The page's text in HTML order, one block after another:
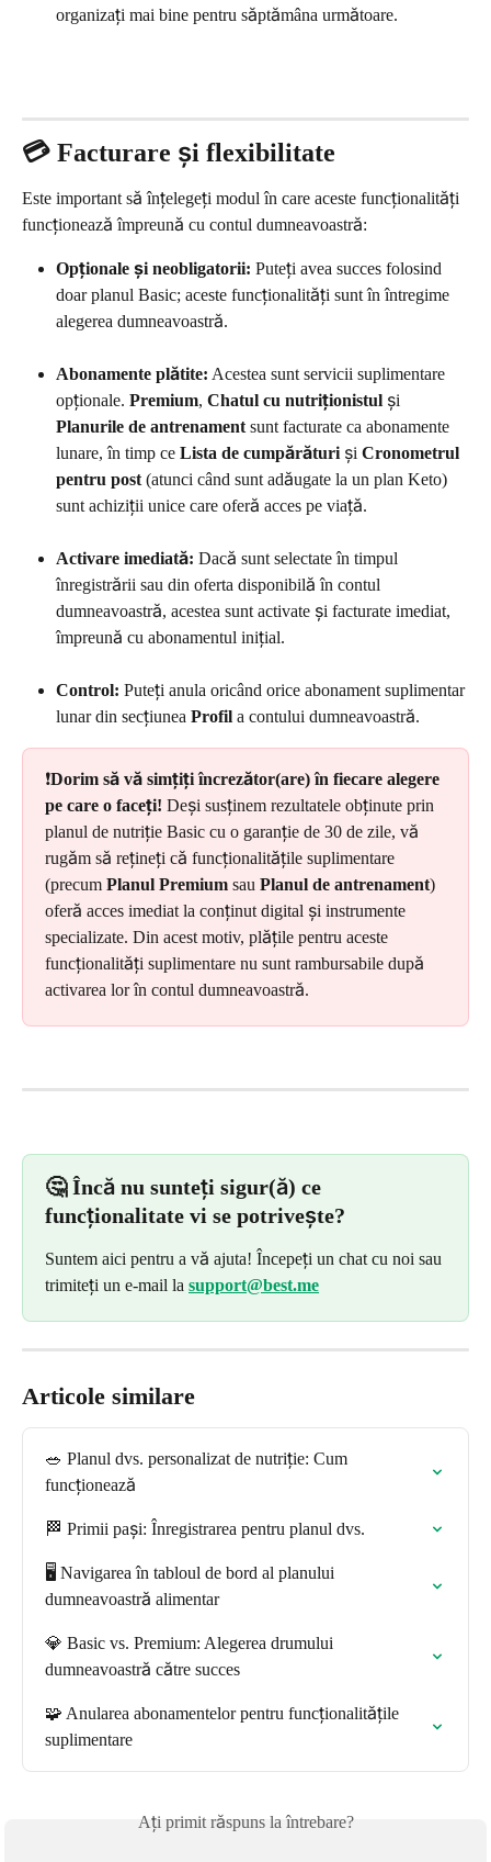
organizați mai bine pentru săptămâna următoare.
💳 Facturare și flexibilitate
Este important să înțelegeți modul în care aceste funcționalități
funcționează împreună cu contul dumneavoastră:
Opționale și neobligatorii: Puteți avea succes folosind
doar planul Basic; aceste funcționalități sunt în întregime
alegerea dumneavoastră.
Abonamente plătite: Acestea sunt servicii suplimentare
opționale. Premium, Chatul cu nutriționistul și
Planurile de antrenament sunt facturate ca abonamente
lunare, în timp ce Lista de cumpărături și Cronometrul
pentru post (atunci când sunt adăugate la un plan Keto)
sunt achiziții unice care oferă acces pe viață.
Activare imediată: Dacă sunt selectate în timpul
înregistrării sau din oferta disponibilă în contul
dumneavoastră, acestea sunt activate și facturate imediat,
împreună cu abonamentul inițial.
Control: Puteți anula oricând orice abonament suplimentar
lunar din secțiunea Profil a contului dumneavoastră.
❗️Dorim să vă simțiți încrezător(are) în fiecare alegere
pe care o faceți! Deși susținem rezultatele obținute prin
planul de nutriție Basic cu o garanție de 30 de zile, vă
rugăm să rețineți că funcționalitățile suplimentare
(precum Planul Premium sau Planul de antrenament)
oferă acces imediat la conținut digital și instrumente
specializate. Din acest motiv, plățile pentru aceste
funcționalități suplimentare nu sunt rambursabile după
activarea lor în contul dumneavoastră.
🤔 Încă nu sunteți sigur(ă) ce
funcționalitate vi se potrivește?
Suntem aici pentru a vă ajuta! Începeți un chat cu noi sau
trimiteți un e-mail la support@best.me
Articole similare
🥗 Planul dvs. personalizat de nutriție: Cum
funcționează
🏁 Primii pași: Înregistrarea pentru planul dvs.
🖥️ Navigarea în tabloul de bord al planului
dumneavoastră alimentar
💎 Basic vs. Premium: Alegerea drumului
dumneavoastră către succes
🧩 Anularea abonamentelor pentru funcționalitățile
suplimentare
Ați primit răspuns la întrebare?